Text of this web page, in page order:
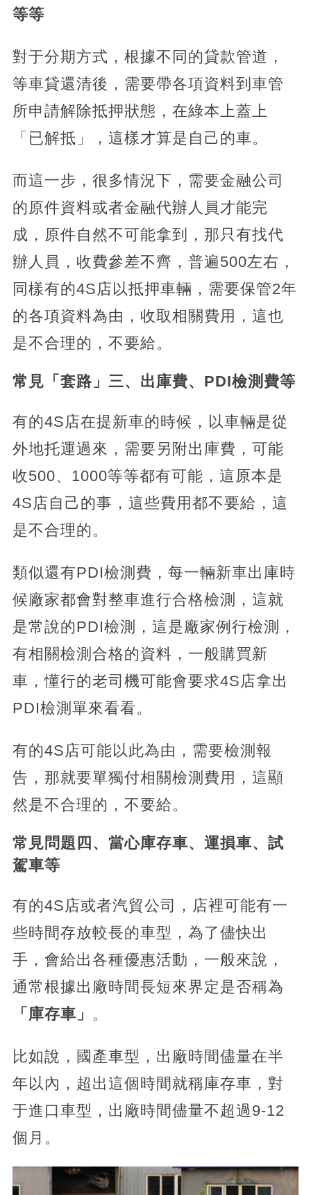
等等
對于分期方式，根據不同的貸款管道，
等車貸還清後，需要帶各項資料到車管
所申請解除抵押狀態，在綠本上蓋上
「已解抵」，這樣才算是自己的車。
而這一步，很多情況下，需要金融公司
的原件資料或者金融代辦人員才能完
成，原件自然不可能拿到，那只有找代
辦人員，收費參差不齊，普遍500左右，
同樣有的4S店以抵押車輛，需要保管2年
的各項資料為由，收取相關費用，這也
是不合理的，不要給。
常見「套路」三、出庫費、PDI檢測費等
有的4S店在提新車的時候，以車輛是從
外地托運過來，需要另附出庫費，可能
收500、1000等等都有可能，這原本是
4S店自己的事，這些費用都不要給，這
是不合理的。
類似還有PDI檢測費，每一輛新車出庫時
候廠家都會對整車進行合格檢測，這就
是常說的PDI檢測，這是廠家例行檢測，
有相關檢測合格的資料，一般購買新
車，懂行的老司機可能會要求4S店拿出
PDI檢測單來看看。
有的4S店可能以此為由，需要檢測報
告，那就要單獨付相關檢測費用，這顯
然是不合理的，不要給。
常見問題四、當心庫存車、運損車、試
駕車等
有的4S店或者汽貿公司，店裡可能有一
些時間存放較長的車型，為了儘快出
手，會給出各種優惠活動，一般來說，
通常根據出廠時間長短來界定是否稱為
「庫存車」 。
比如說，國產車型，出廠時間儘量在半
年以內，超出這個時間就稱庫存車，對
于進口車型，出廠時間儘量不超過9-12
個月。